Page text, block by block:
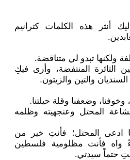
أنثر هذه الكلمات كترانيم
ولكنها تبدو لي متناقضة.
المنتفضة، وأرى فيكِ
والتين والزيتون.
وخوفنا، وضعفنا وقلة حيلتنا.
المحتل وعنجهيته وظلمه
ادعى المحتل؛ فأنتِ خير من
واه فأنت مظلومية فلسطين
أنتِ حتماً سيدتي.